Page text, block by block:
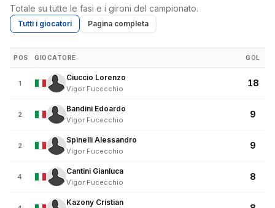
Totale su tutte le fasi e i gironi del campionato.
Tutti i giocatori Pagina completa
POS GIOCATORE GOL
1
Ciuccio Lorenzo
Vigor Fucecchio
18
2
Bandini Edoardo
Vigor Fucecchio
9
2
Spinelli Alessandro
Vigor Fucecchio
9
4
Cantini Gianluca
Vigor Fucecchio
8
Kazony Cristian